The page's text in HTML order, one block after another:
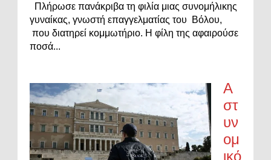
Πλήρωσε πανάκριβα τη φιλία μιας συνομήλικης
γυναίκας, γνωστή επαγγελματίας του Βόλου,
που διατηρεί κομμωτήριο. Η φίλη της αφαιρούσε
ποσά...
Α
στ
υν
ομ
ικό